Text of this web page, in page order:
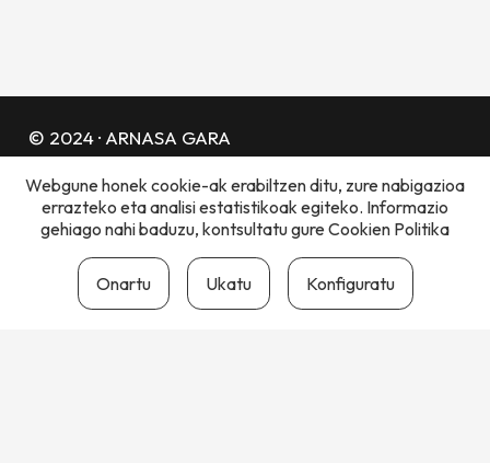
© 2024 · ARNASA GARA
LEGE OHARRA PRIBATUTASUN POLITIKA
COOKIE POLITIKA
ANTOLATZAILEAK
Webgune honek cookie-ak erabiltzen ditu, zure nabigazioa
errazteko eta analisi estatistikoak egiteko. Informazio
gehiago nahi baduzu, kontsultatu gureCookien Politika
Onartu Ukatu Konfiguratu